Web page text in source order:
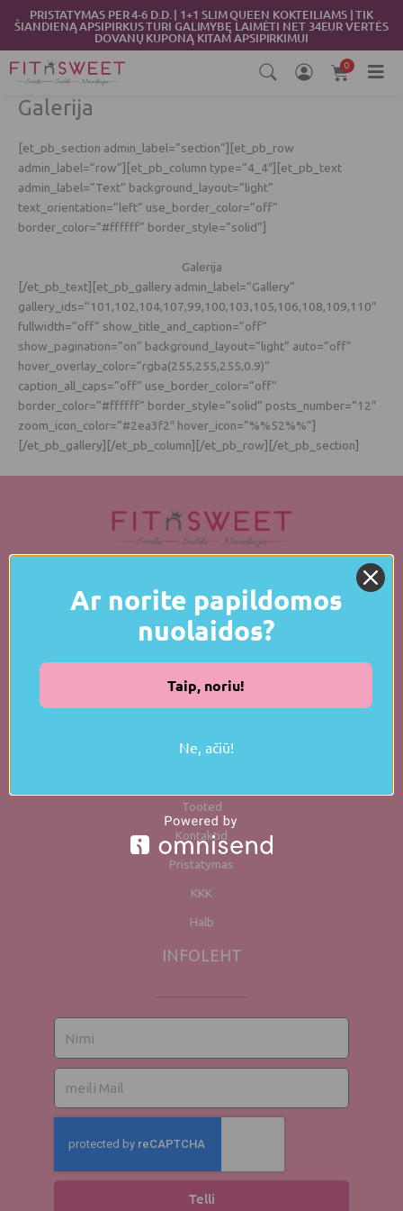
content
PRISTATYMAS PER 4-6 D.D. | 1+1 SLIM QUEEN KOKTEILIAMS | TIK
ŠIANDIENĄ APSIPIRKUS TURI GALIMYBĘ LAIMĖTI NET 34EUR VERTĖS
DOVANŲ KUPONĄ KITAM APSIPIRKIMUI
0
Cart
Galerija
[et_pb_section admin_label=”section”][et_pb_row
admin_label=”row”][et_pb_column type=”4_4″][et_pb_text
admin_label=”Text” background_layout=”light”
text_orientation=”left” use_border_color=”off”
border_color=”#ffffff” border_style=”solid”]
Galerija
[/et_pb_text][et_pb_gallery admin_label=”Gallery”
gallery_ids=”101,102,104,107,99,100,103,105,106,108,109,110″
fullwidth=”off” show_title_and_caption=”off”
show_pagination=”on” background_layout=”light” auto=”off”
hover_overlay_color=”rgba(255,255,255,0.9)”
caption_all_caps=”off” use_border_color=”off”
border_color=”#ffffff” border_style=”solid” posts_number=”12″
zoom_icon_color=”#2ea3f2″ hover_icon=”%%52%%”]
[/et_pb_gallery][/et_pb_column][/et_pb_row][/et_pb_section]
JÄRGNE MEILE
Tooted
Kontaktid
Pristatymas
KKK
Halb
INFOLEHT
mail
Telli
Ar norite papildomos
nuolaidos?
Taip, noriu!
Ne, ačiū!